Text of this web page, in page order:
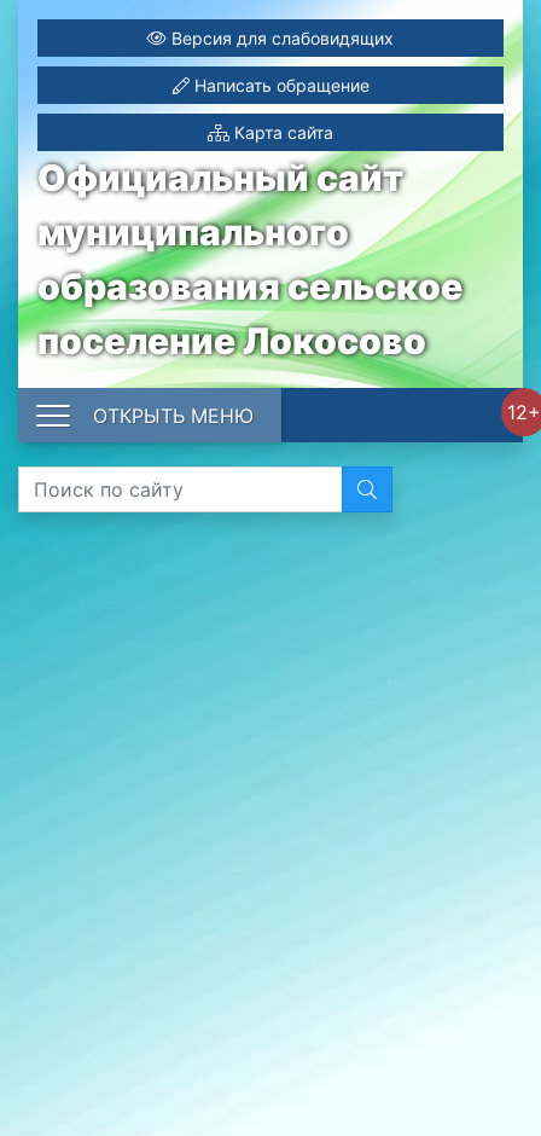
Официальный сайт
муниципального
образования сельское
поселение Локосово
Версия для слабовидящих
Написать обращение
Карта сайта
12+
ОТКРЫТЬ МЕНЮ